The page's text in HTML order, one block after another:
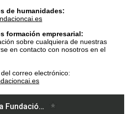
de humanidades:
formación empresarial:
sobre cualquiera de nuestras
en contacto con nosotros en el
correo electrónico: